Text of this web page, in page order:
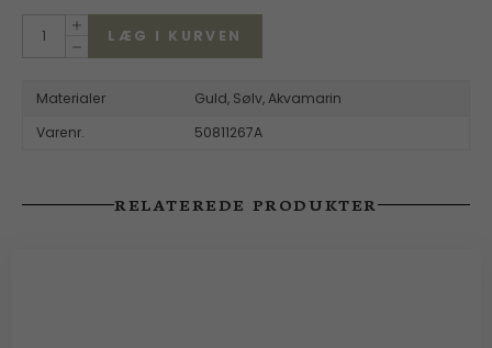
LÆG I KURVEN
Materialer Guld, Sølv,Akvamarin
Varenr.
50811267A
RELATEREDE PRODUKTER